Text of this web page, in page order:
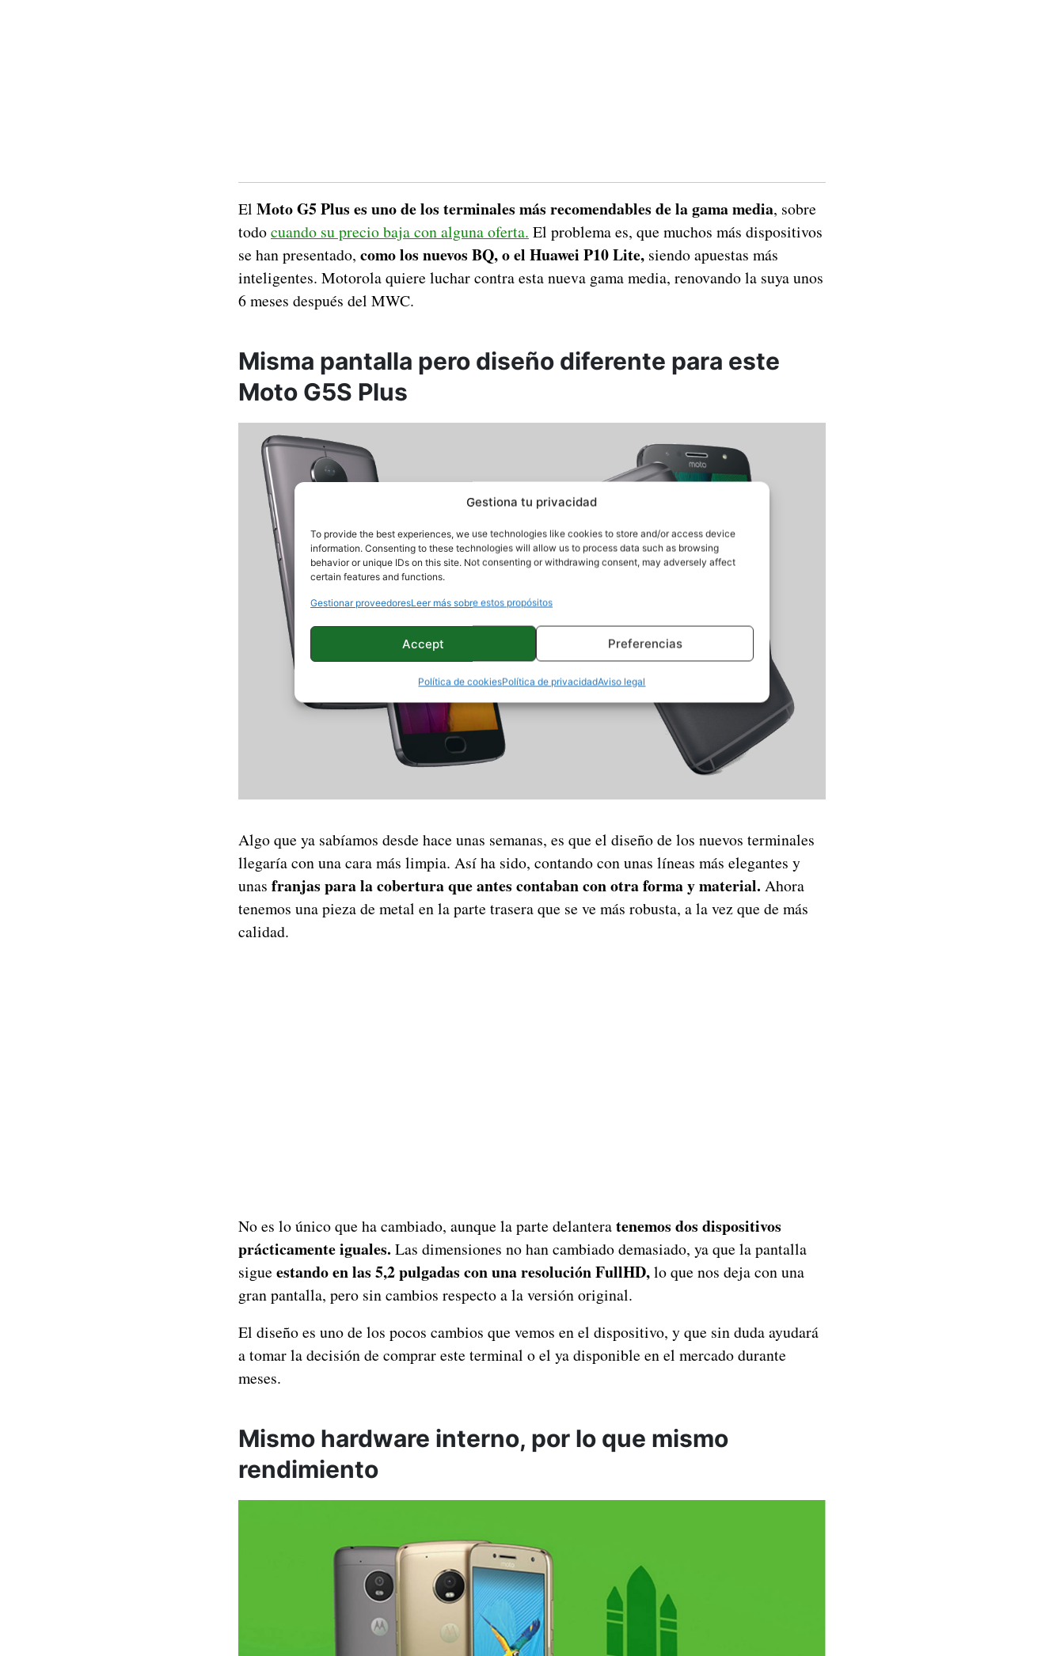
Gestiona tu privacidad
To provide the best experiences, we use technologies like cookies to store and/or access device
information. Consenting to these technologies will allow us to process data such as browsing
behavior or unique IDs on this site. Not consenting or withdrawing consent, may adversely affect
certain features and functions.
Gestionar proveedoresLeer más sobre estos propósitos
Accept Preferencias
Política de cookiesPolítica de privacidadAviso legal
El Moto G5 Plus es uno de los terminales más recomendables de la gama media, sobre
todocuando su precio baja con alguna oferta. El problema es, que muchos más dispositivos
se han presentado, como los nuevos BQ, o el Huawei P10 Lite, siendo apuestas más
inteligentes. Motorola quiere luchar contra esta nueva gama media, renovando la suya unos
6 meses después del MWC.
Misma pantalla pero diseño diferente para este
Moto G5S Plus
Algo que ya sabíamos desde hace unas semanas, es que el diseño de los nuevos terminales
llegaría con una cara más limpia. Así ha sido, contando con unas líneas más elegantes y
unas franjas para la cobertura que antes contaban con otra forma y material. Ahora
tenemos una pieza de metal en la parte trasera que se ve más robusta, a la vez que de más
calidad.
No es lo único que ha cambiado, aunque la parte delanteratenemos dos dispositivos
prácticamente iguales. Las dimensiones no han cambiado demasiado, ya que la pantalla
sigue estando en las 5,2 pulgadas con una resolución FullHD,lo que nos deja con una
gran pantalla, pero sin cambios respecto a la versión original.
El diseño es uno de los pocos cambios que vemos en el dispositivo, y que sin duda ayudará
a tomar la decisión de comprar este terminal o el ya disponible en el mercado durante
meses.
Mismo hardware interno, por lo que mismo
rendimiento